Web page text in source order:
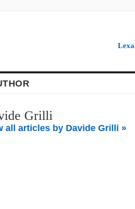
Grilli
all articles by Davide Grilli »